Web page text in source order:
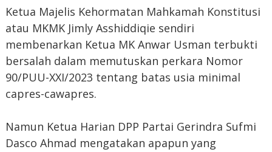
Ketua Majelis Kehormatan Mahkamah Konstitusi
atau MKMK Jimly Asshiddiqie sendiri
membenarkan Ketua MK Anwar Usman terbukti
bersalah dalam memutuskan perkara Nomor
90/PUU-XXI/2023 tentang batas usia minimal
capres-cawapres.
Namun Ketua Harian DPP Partai Gerindra Sufmi
Dasco Ahmad mengatakan apapun yang